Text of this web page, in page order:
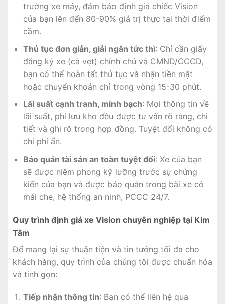
trường xe máy, đảm bảo định giá chiếc Vision
của bạn lên đến 80-90% giá trị thực tại thời điểm
cầm.
Thủ tục đơn giản, giải ngân tức thì: Chỉ cần giấy
đăng ký xe (cà vẹt) chính chủ và CMND/CCCD,
bạn có thể hoàn tất thủ tục và nhận tiền mặt
hoặc chuyển khoản chỉ trong vòng 15-30 phút.
Lãi suất cạnh tranh, minh bạch: Mọi thông tin về
lãi suất, phí lưu kho đều được tư vấn rõ ràng, chi
tiết và ghi rõ trong hợp đồng. Tuyệt đối không có
chi phí ẩn.
Bảo quản tài sản an toàn tuyệt đối: Xe của bạn
sẽ được niêm phong kỹ lưỡng trước sự chứng
kiến của bạn và được bảo quản trong bãi xe có
mái che, hệ thống an ninh, PCCC 24/7.
Quy trình định giá xe Vision chuyên nghiệp tại Kim
Tâm
Để mang lại sự thuận tiện và tin tưởng tối đa cho
khách hàng, quy trình của chúng tôi được chuẩn hóa
và tinh gọn:
Tiếp nhận thông tin: Bạn có thể liên hệ qua